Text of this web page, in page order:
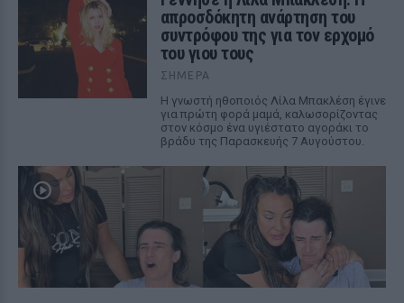
απροσδόκητη ανάρτηση του
συντρόφου της για τον ερχομό
του γιου τους
ΣΉΜΕΡΑ
Η γνωστή ηθοποιός Λίλα Μπακλέση έγινε
για πρώτη φορά μαμά, καλωσορίζοντας
στον κόσμο ένα υγιέστατο αγοράκι το
βράδυ της Παρασκευής 7 Αυγούστου.